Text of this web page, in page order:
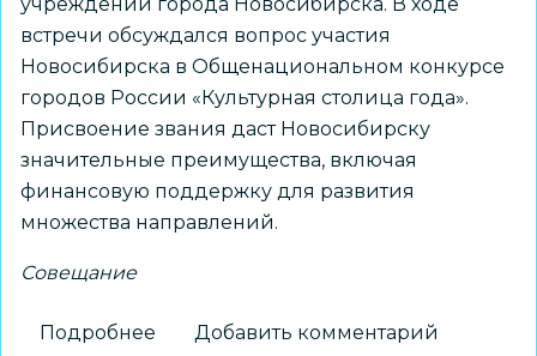
встречи обсуждался вопрос участия
Новосибирска в Общенациональном конкурсе
городов России «Культурная столица года».
Присвоение звания даст Новосибирску
значительные преимущества, включая
финансовую поддержку для развития
множества направлений.
Совещание
Подробнее Добавить комментарий